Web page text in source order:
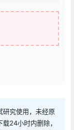
研究使用，未经原
24小时内删除，